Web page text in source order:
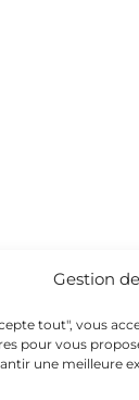
Gestion
tout", vous
pour vous
une meilleure
SPORSORA